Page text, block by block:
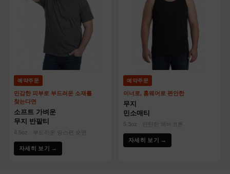
예약주문
민감한 피부로 부드러운 소재를
찾는다면
소프트 가벼운
무지 반팔티
4.5oz · 부드러운 링스펀 순면
자세히 보기 →
예약주문
이너로, 홈웨어로 편안한
무지
민소매티
5.3oz · 탄탄한 헤비코튼
자세히 보기 →